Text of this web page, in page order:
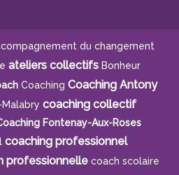
du changement
ateliers collectifs Bonheur
Coaching Coaching Antony
coaching collectif
Fontenay-Aux-Roses
coaching professionnel
professionnelle coach scolaire